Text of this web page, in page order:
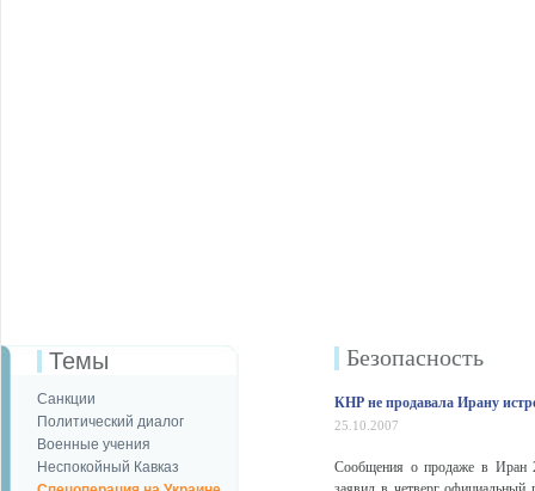
Темы
Санкции
Политический диалог
Военные учения
Неспокойный Кавказ
Безопаcность
КНР не продавала Ирану
25.10.2007
Сообщения о продаже в Иран